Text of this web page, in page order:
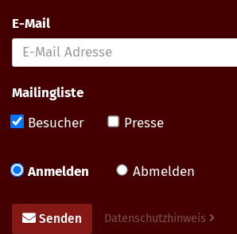
E-Mail
Mailingliste
Besucher
Presse
Anmelden Abmelden
Senden Datenschutzhinweis